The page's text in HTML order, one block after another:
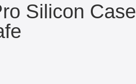
Silicon Case